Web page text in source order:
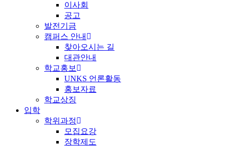
이사회
공고
발전기금
캠퍼스 안내
찾아오시는 길
대관안내
학교홍보
UNKS 언론활동
홍보자료
학교상징
입학
학위과정
모집요강
장학제도